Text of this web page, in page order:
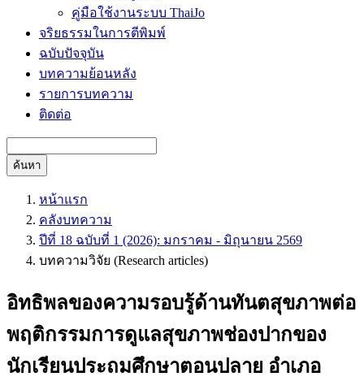
คู่มือใช้งานระบบ ThaiJo
จริยธรรมในการตีพิมพ์
ฉบับปัจจุบัน
บทความย้อนหลัง
รายการบทความ
ติดต่อ
ค้นหา
หน้าแรก
คลังบทความ
ปีที่ 18 ฉบับที่ 1 (2026): มกราคม - มิถุนายน 2569
บทความวิจัย (Research articles)
อิทธิพลของความรอบรู้ด้านทันตสุขภาพต่อ
พฤติกรรมการดูแลสุขภาพช่องปากของ
นักเรียนประถมศึกษาตอนปลาย อำเภอ